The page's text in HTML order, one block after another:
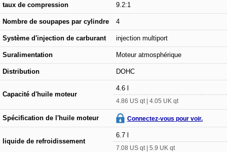
taux de compression 9.2:1
Nombre de soupapes par cylindre 4
Système d'injection de carburant injection multiport
Suralimentation Moteur atmosphérique
Distribution DOHC
Capacité d'huile moteur
4.6 l
4.86 US qt | 4.05 UK qt
Spécification de l'huile moteur Connectez-vous pour voir.
liquide de refroidissement
6.7 l
7.08 US qt | 5.9 UK qt